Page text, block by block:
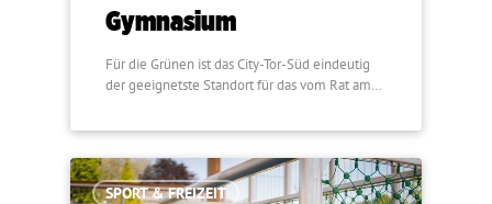
Gymnasium
Für die Grünen ist das City-Tor-Süd eindeutig
der geeignetste Standort für das vom Rat am…
SPORT & FREIZEIT